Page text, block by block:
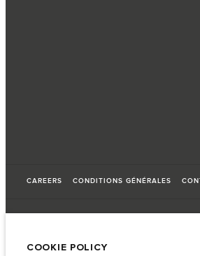
CAREERS CONDITIONS GÉNÉRALES
COOKIE POLICY